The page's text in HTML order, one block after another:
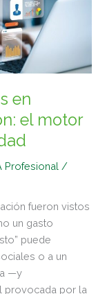
en
el motor
Profesional /
fueron vistos
un gasto
puede
o a un
—y
provocada por la